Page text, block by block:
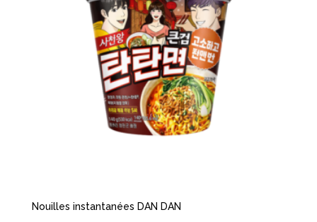
Nouilles instantanées DAN DAN